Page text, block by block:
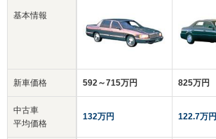
基本情報
新車価格
中古車
平均価格
592～715万円
132万円
825万円
122.7万円